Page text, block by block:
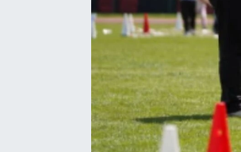
Hanönü Haberleri
İhsangazi Haberleri
İnebolu Haberleri